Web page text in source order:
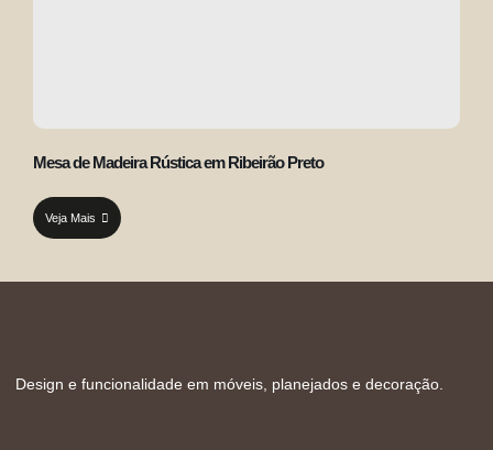
Mesa de Madeira Rústica em Ribeirão Preto
Veja Mais
Design e funcionalidade em móveis, planejados e decoração.